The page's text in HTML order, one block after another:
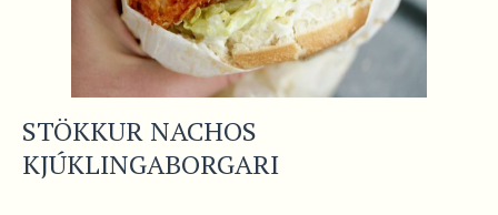
STÖKKUR NACHOS
KJÚKLINGABORGARI